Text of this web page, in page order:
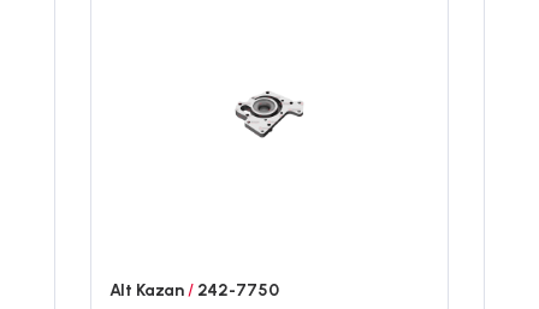
Alt Kazan/242-7750